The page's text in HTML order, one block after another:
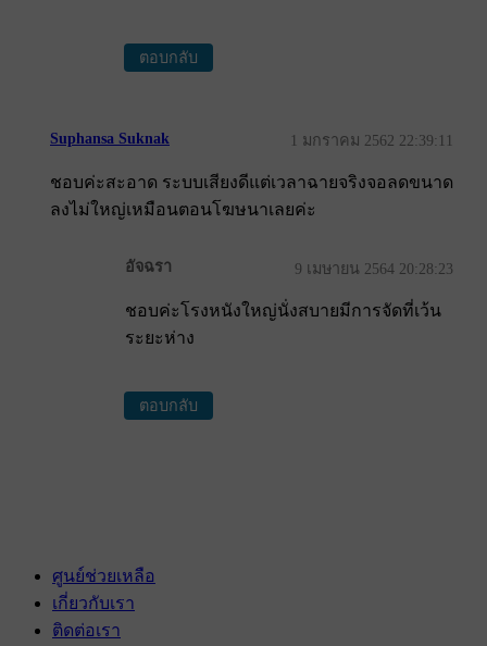
ตอบกลับ
Suphansa Suknak 1 มกราคม 2562 22:39:11
ชอบค่ะสะอาด ระบบเสียงดีแต่เวลาฉายจริงจอลดขนาด
ลงไม่ใหญ่เหมือนตอนโฆษนาเลยค่ะ
อัจฉรา 9 เมษายน 2564 20:28:23
ชอบค่ะโรงหนังใหญ่นั่งสบายมีการจัดที่เว้น
ระยะห่าง
ตอบกลับ
ศูนย์ช่วยเหลือ
เกี่ยวกับเรา
ติดต่อเรา